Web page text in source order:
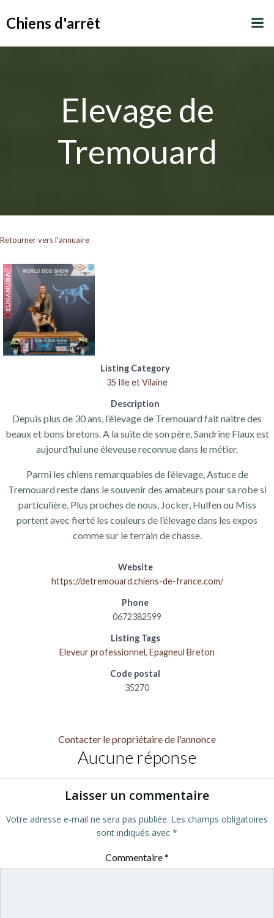
Chiens d'arrêt
Elevage de
Tremouard
Retourner vers l'annuaire
Listing Category
35 Ille et Vilaine
Description
Depuis plus de 30 ans, l’élevage de Tremouard fait naitre des
beaux et bons bretons. A la suite de son père, Sandrine Flaux est
aujourd’hui une éleveuse reconnue dans le métier.
Parmi les chiens remarquables de l’élevage, Astuce de
Tremouard reste dans le souvenir des amateurs pour sa robe si
particulière. Plus proches de nous, Jocker, Hulfen ou Miss
portent avec fierté les couleurs de l’élevage dans les expos
comme sur le terrain de chasse.
Website
https://detremouard.chiens-de-france.com/
Phone
0672382599
Listing Tags
Eleveur professionnel, Epagneul Breton
Code postal
35270
Contacter le propriétaire de l'annonce
Aucune réponse
Laisser un commentaire
Votre adresse e-mail ne sera pas publiée. Les champs obligatoires
sont indiqués avec *
Commentaire*